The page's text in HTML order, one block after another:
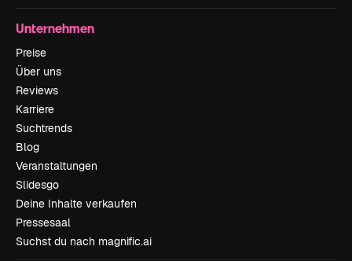
Unternehmen
Preise
Über uns
Reviews
Karriere
Suchtrends
Blog
Veranstaltungen
Slidesgo
Deine Inhalte verkaufen
Pressesaal
Suchst du nach magnific.ai